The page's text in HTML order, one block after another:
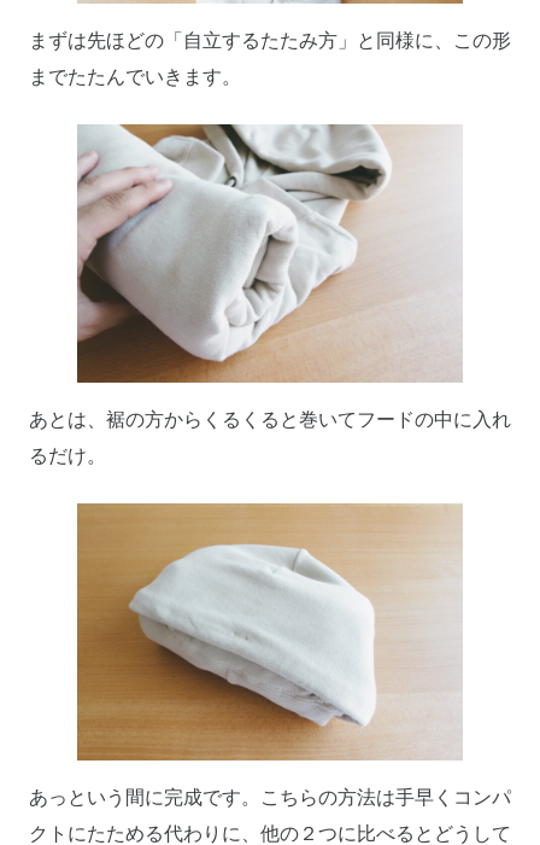
まずは先ほどの「自立するたたみ方」と同様に、この形
までたたんでいきます。
あとは、裾の方からくるくると巻いてフードの中に入れ
るだけ。
あっという間に完成です。こちらの方法は手早くコンパ
クトにたためる代わりに、他の２つに比べるとどうして